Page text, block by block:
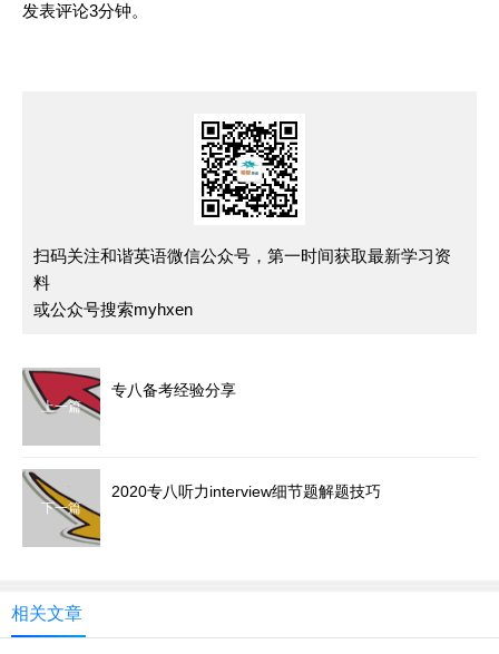
发表评论3分钟。
扫码关注和谐英语微信公众号，第一时间获取最新学习资
料
或公众号搜索myhxen
上一篇
专八备考经验分享
下一篇
2020专八听力interview细节题解题技巧
相关文章